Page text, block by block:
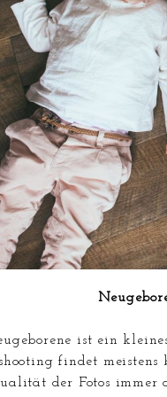
ist ein
findet
der Fotos immer